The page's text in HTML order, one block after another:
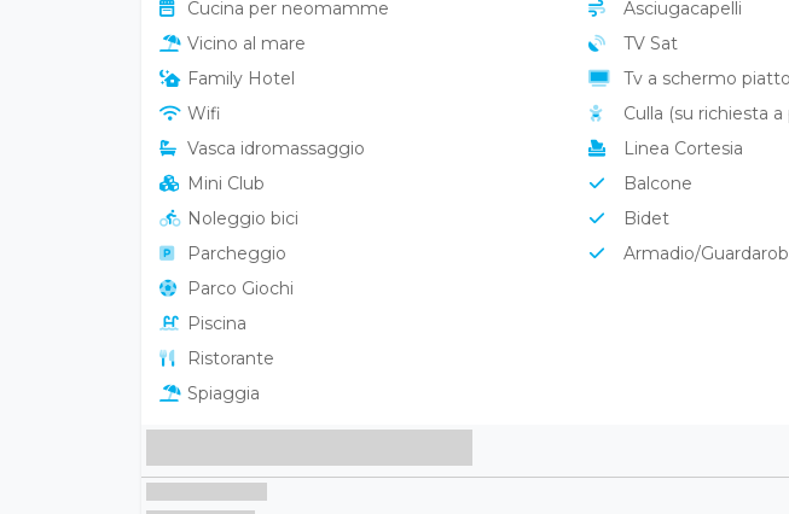
Servizi Struttura
Animali Ammessi
Animazione
Ascensore
Bar
Carta di Credito
Cucina per neomamme
Vicino al mare
Family Hotel
Wifi
Vasca idromassaggio
Servizi Camere
Aria condizionata
Minibar (a richiesta)
Cassaforte
Doccia
Wc Privato
Asciugacapelli